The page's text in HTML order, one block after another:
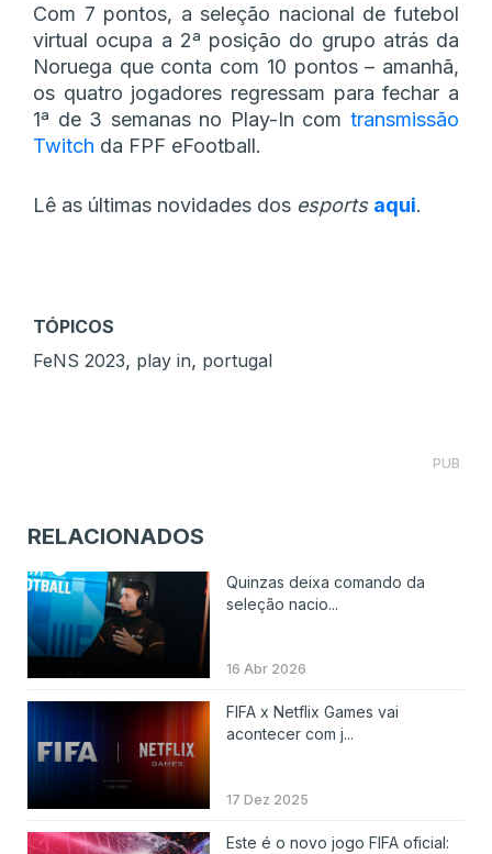
Com 7 pontos, a seleção nacional de futebol
virtual ocupa a 2ª posição do grupo atrás da
Noruega que conta com 10 pontos – amanhã,
os quatro jogadores regressam para fechar a
1ª de 3 semanas no Play-In com transmissão
Twitch da FPF eFootball.
Lê as últimas novidades dos esports aqui.
TÓPICOS
FeNS 2023, play in, portugal
PUB
RELACIONADOS
Quinzas deixa comando da
seleção nacio...
16 Abr 2026
FIFA x Netflix Games vai
acontecer com j...
17 Dez 2025
Este é o novo jogo FIFA oficial: